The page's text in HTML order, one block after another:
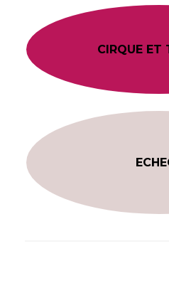
CIRQUE ET